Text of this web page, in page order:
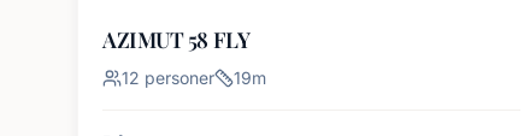
AZIMUT 58 FLY
12 personer 19m